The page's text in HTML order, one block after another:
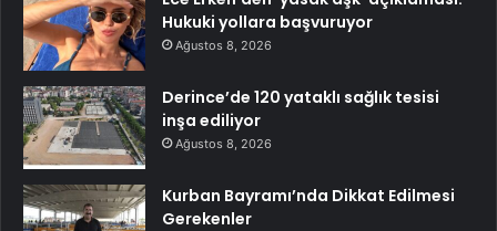
Hukuki yollara başvuruyor
Ağustos 8, 2026
Derince’de 120 yataklı sağlık tesisi
inşa ediliyor
Ağustos 8, 2026
Kurban Bayramı’nda Dikkat Edilmesi
Gerekenler